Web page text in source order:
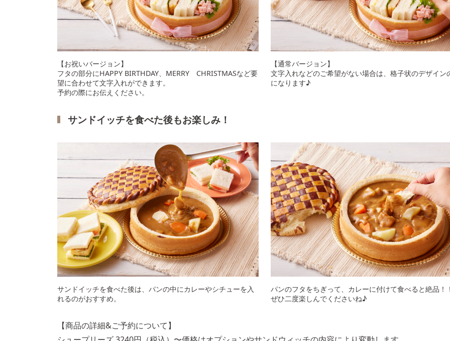
【お祝いバージョン】
フタの部分にHAPPY BIRTHDAY、MERRY CHRISTMASなど要
望に合わせて文字入れができます。
予約の際にお伝えください。
【通常バージョン】
文字入れなどのご希望がない場合は、格子状のデザイン
になります♪
サンドイッチを食べた後もお楽しみ！
サンドイッチを食べた後は、パンの中にカレーやシチューを入
れるのがおすすめ。
パンのフタをちぎって、カレーに付けて食べると絶品！
ぜひ二度楽しんでくださいね♪
【商品の詳細&ご予約について】